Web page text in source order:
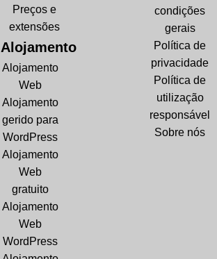
Preços e
extensões
Alojamento
Alojamento
Web
Alojamento
gerido para
WordPress
Alojamento
Web
gratuito
Alojamento
Web
WordPress
condições
gerais
Política de
privacidade
Política de
utilização
responsável
Sobre nós